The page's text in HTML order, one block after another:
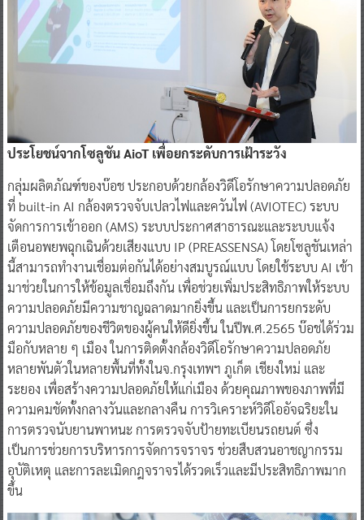
ประโยชน์จากโซลูชัน AioT เพื่อยกระดับการเฝ้าระวัง
กลุ่มผลิตภัณฑ์ของบ๊อช ประกอบด้วยกล้องวิดีโอรักษาความปลอดภัย
ที่ built-in AI กล้องตรวจจับเปลวไฟและควันไฟ (AVIOTEC) ระบบ
จัดการการเข้าออก (AMS) ระบบประกาศสาธารณะและระบบแจ้ง
เตือนอพยพฉุกเฉินด้วยเสียงแบบ IP (PREASSENSA) โดยโซลูชันเหล่า
นี้สามารถทำงานเชื่อมต่อกันได้อย่างสมบูรณ์แบบ โดยใช้ระบบ AI เข้า
มาช่วยในการให้ข้อมูลเชื่อมถึงกัน เพื่อช่วยเพิ่มประสิทธิภาพให้ระบบ
ความปลอดภัยมีความชาญฉลาดมากยิ่งขึ้น และเป็นการยกระดับ
ความปลอดภัยของชีวิตของผู้คนให้ดียิ่งขึ้น ในปีพ.ศ.2565 บ๊อชได้ร่วม
มือกับหลาย ๆ เมือง ในการติดตั้งกล้องวิดีโอรักษาความปลอดภัย
หลายพันตัวในหลายพื้นที่ทั้งในจ.กรุงเทพฯ ภูเก็ต เชียงใหม่ และ
ระยอง เพื่อสร้างความปลอดภัยให้แก่เมือง ด้วยคุณภาพของภาพที่มี
ความคมชัดทั้งกลางวันและกลางคืน การวิเคราะห์วิดีโออัจฉริยะใน
การตรวจนับยานพาหนะ การตรวจจับป้ายทะเบียนรถยนต์ ซึ่ง
เป็นการช่วยการบริหารการจัดการจราจร ช่วยสืบสวนอาชญากรรม
อุบัติเหตุ และการละเมิดกฎจราจรได้รวดเร็วและมีประสิทธิภาพมาก
ขึ้น